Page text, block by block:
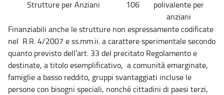
Strutture per Anziani 106
polivalente per
anziani
Finanziabili anche le strutture non espressamente codificate
nel R.R. 4/2007 e ss.mm.ii. a carattere sperimentale secondo
quanto previsto dell’art. 33 del precitato Regolamento e
destinate, a titolo esemplificativo, a comunità emarginate,
famiglie a basso reddito, gruppi svantaggiati incluse le
persone con bisogni speciali, nonché cittadini di paesi terzi,